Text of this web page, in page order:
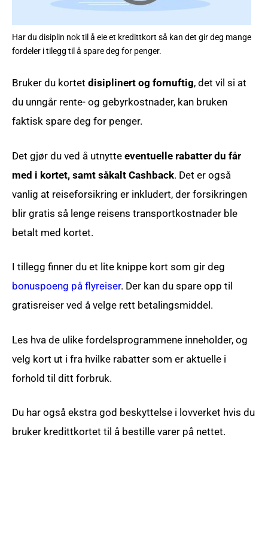
Har du disiplin nok til å eie et kredittkort så kan det gir deg mange
fordeler i tilegg til å spare deg for penger.
Bruker du kortetdisiplinert og fornuftig, det vil si at
du unngår rente- og gebyrkostnader, kan bruken
faktisk spare deg for penger.
Det gjør du ved å utnytteeventuelle rabatter du får
med i kortet, samt såkalt Cashback. Det er også
vanlig at reiseforsikring er inkludert, der forsikringen
blir gratis så lenge reisens transportkostnader ble
betalt med kortet.
I tillegg finner du et lite knippe kort som gir deg
bonuspoeng på flyreiser. Der kan du spare opp til
gratisreiser ved å velge rett betalingsmiddel.
Les hva de ulike fordelsprogrammene inneholder, og
velg kort ut i fra hvilke rabatter som er aktuelle i
forhold til ditt forbruk.
Du har også ekstra god beskyttelse i lovverket hvis du
bruker kredittkortet til å bestille varer på nettet.